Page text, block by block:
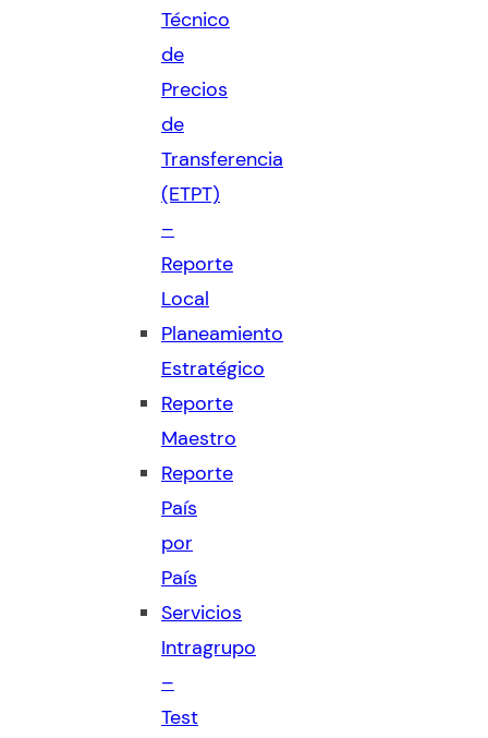
Técnico
de
Precios
de
Transferencia
(ETPT)
–
Reporte
Local
Planeamiento
Estratégico
Reporte
Maestro
Reporte
País
por
País
Servicios
Intragrupo
–
Test